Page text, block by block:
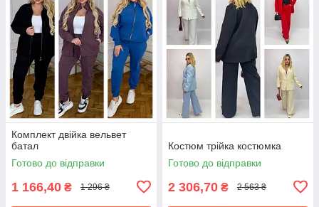
Комплект двійка вельвет
батал
Готово до відправки
1 166,40 ₴ 1 296 ₴
Костюм трійка костюмка
Готово до відправки
2 306,70 ₴ 2 563 ₴